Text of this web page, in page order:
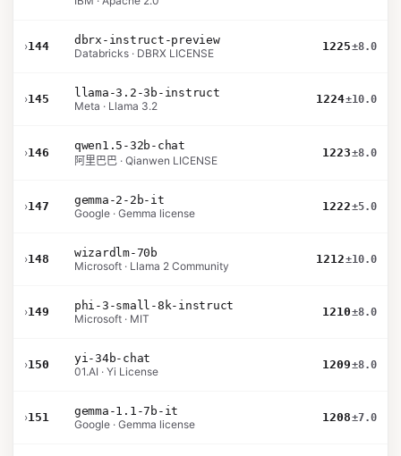
›144
dbrx-instruct-preview
Databricks · DBRX LICENSE
1225±8.0
›145
llama-3.2-3b-instruct
Meta · Llama 3.2
1224±10.0
›146
qwen1.5-32b-chat
阿里巴巴 · Qianwen LICENSE
1223±8.0
›147
gemma-2-2b-it
Google · Gemma license
1222±5.0
›148
wizardlm-70b
Microsoft · Llama 2 Community
1212±10.0
›149
phi-3-small-8k-instruct
Microsoft · MIT
1210±8.0
›150
yi-34b-chat
01.AI · Yi License
1209±8.0
›151
gemma-1.1-7b-it
Google · Gemma license
1208±7.0